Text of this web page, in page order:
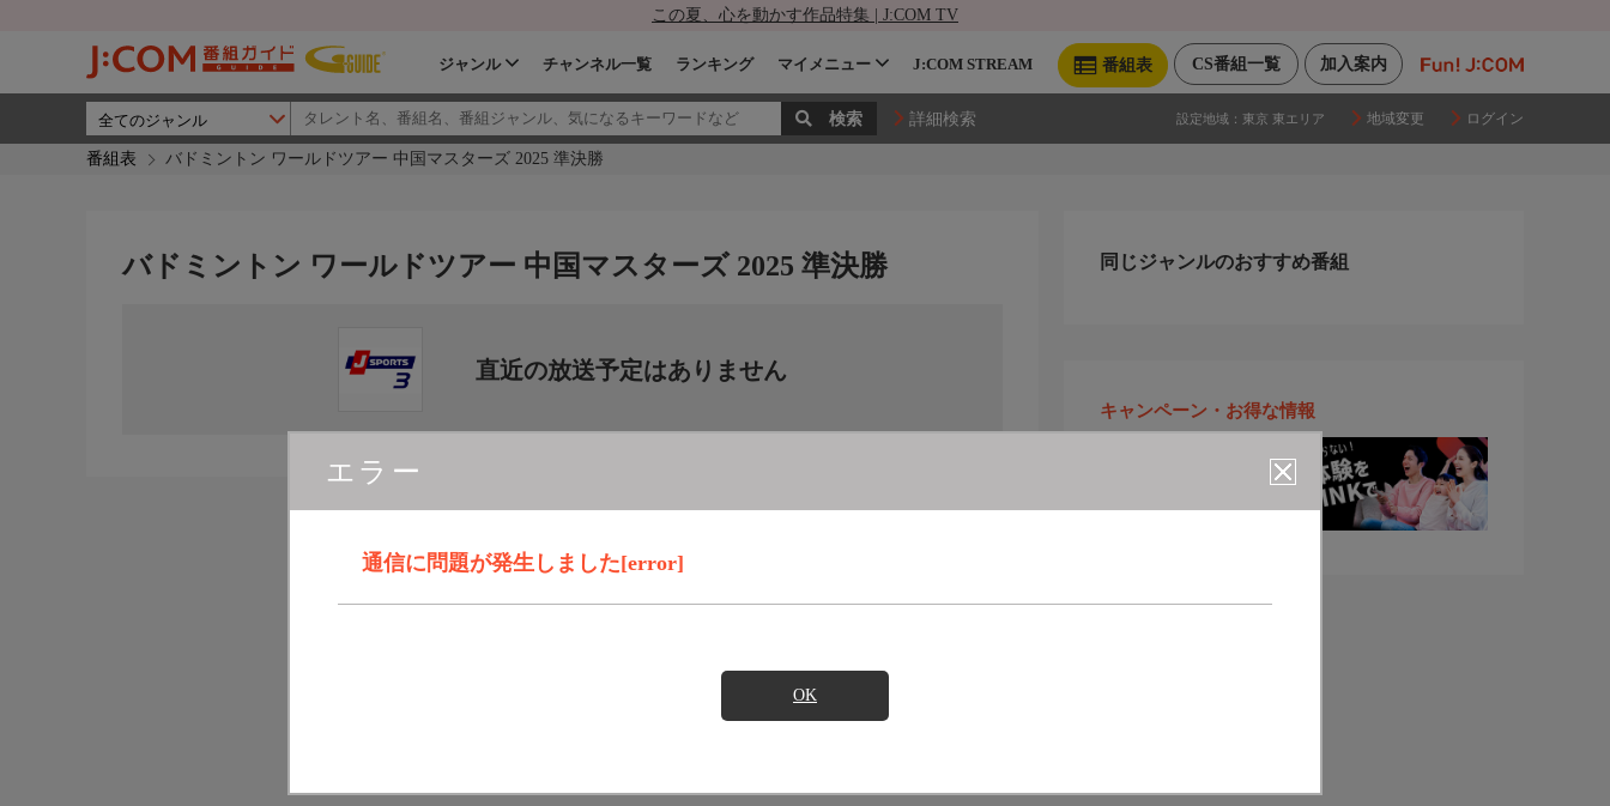
この夏、心を動かす作品特集 | J:COM TV
加入案内
CS番組一覧
番組表
ジャンル チャンネル一覧 ランキング マイメニュー J:COM STREAM
詳細検索 設定地域： 東京 東エリア 地域変更 ログイン
番組表 バドミントン ワールドツアー 中国マスターズ 2025 準決勝
エラー
通信に問題が発生しました[error]
OK
バドミントン ワールドツアー 中国マスターズ 2025 準決勝
直近の放送予定はありません
同じジャンルのおすすめ番組
キャンペーン・お得な情報